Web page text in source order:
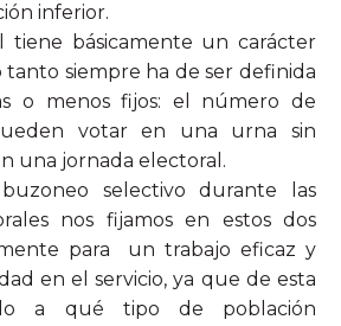
inferior.
tiene básicamente un carácter
siempre ha de ser definida
o menos fijos: el número de
votar en una urna sin
una jornada electoral.
selectivo durante las
nos fijamos en estos dos
para un trabajo eficaz y
en el servicio, ya que de esta
a qué tipo de población